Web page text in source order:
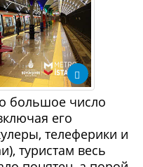
большое число
его
телеферики и
туристам весь